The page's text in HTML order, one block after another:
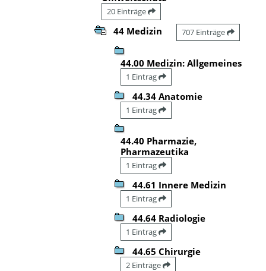
20 Einträge
44 Medizin 707 Einträge
44.00 Medizin: Allgemeines
1 Eintrag
44.34 Anatomie
1 Eintrag
44.40 Pharmazie,
Pharmazeutika
1 Eintrag
44.61 Innere Medizin
1 Eintrag
44.64 Radiologie
1 Eintrag
44.65 Chirurgie
2 Einträge